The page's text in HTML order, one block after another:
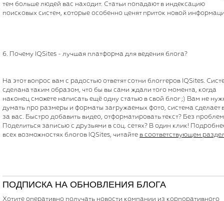
тем больше людей вас находит. Статьи попадают в индексацию
поисковых систем, которые особенно ценят приток новой
6. Почему IQSites - лучшая платформа для ведения блога?
На этот вопрос вам с радостью ответят сотни блоггеров IQSites.
сделана таким образом, что бы вы сами ждали того момента, когда
наконец сможете написать ещё одну статью в свой блог ;) Вам не
думать про размеры и форматы загружаемых фото, система сделает
за вас. Быстро добавить видео, отформатировать текст? Без
Поделиться записью с друзьями в соц. сетях? В один клик!
всех возможностях блогов IQSites, читайте в соответствующем
ПОДПИСКА НА ОБНОВЛЕНИЯ БЛОГА
Хотите оперативно получать новости компании из корпоративного